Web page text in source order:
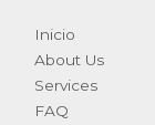
Inicio
About Us
Services
FAQ